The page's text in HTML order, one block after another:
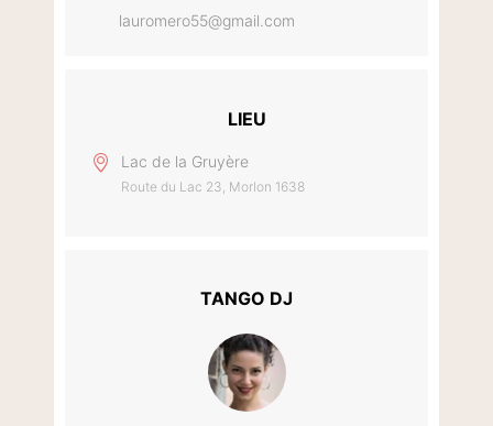
lauromero55@gmail.com
LIEU
Lac de la Gruyère
Route du Lac 23, Morlon 1638
TANGO DJ